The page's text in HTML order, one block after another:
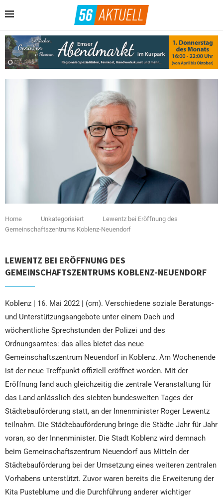
Home Unkategorisiert
Lewentz bei Eröffnung des
Gemeinschaftszentrums Koblenz-Neuendorf
LEWENTZ BEI ERÖFFNUNG DES
GEMEINSCHAFTSZENTRUMS KOBLENZ-NEUENDORF
Koblenz | 16. Mai 2022 | (cm). Verschiedene soziale Beratungs-
und Unterstützungsangebote unter einem Dach und
wöchentliche Sprechstunden der Polizei und des
Ordnungsamtes: das alles bietet das neue
Gemeinschaftszentrum Neuendorf in Koblenz. Am Wochenende
ist der neue Treffpunkt offiziell eröffnet worden. Mit der
Eröffnung fand auch gleichzeitig die zentrale Veranstaltung für
das Land anlässlich des siebten bundesweiten Tages der
Städtebauförderung statt, an der Innenminister Roger Lewentz
teilnahm. Die Städtebauförderung bringe die Städte Jahr für Jahr
voran, so der Innenminister. Die Stadt Koblenz wird demnach
beim Gemeinschaftszentrum Neuendorf aus Mitteln der
Städtebauförderung bei der Umsetzung eines weiteren zentralen
Vorhabens unterstützt. Zuvor waren bereits die Erweiterung der
Kita Pusteblume und die Durchführung anderer wichtiger